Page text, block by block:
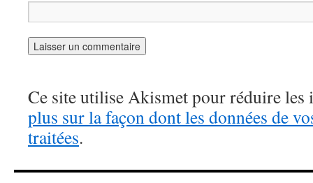
Ce site utilise Akismet pour réduire les
plus sur la façon dont les données de
traitées.